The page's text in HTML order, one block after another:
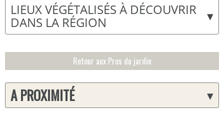
▾
LIEUX VÉGÉTALISÉS À DÉCOUVRIR
DANS LA RÉGION
Retour aux Pros du jardin
▾
A PROXIMITÉ